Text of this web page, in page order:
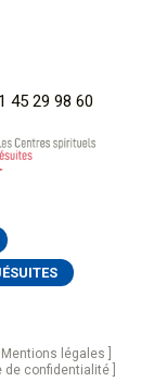
45 29 98 60
Mentions légales
de confidentialité